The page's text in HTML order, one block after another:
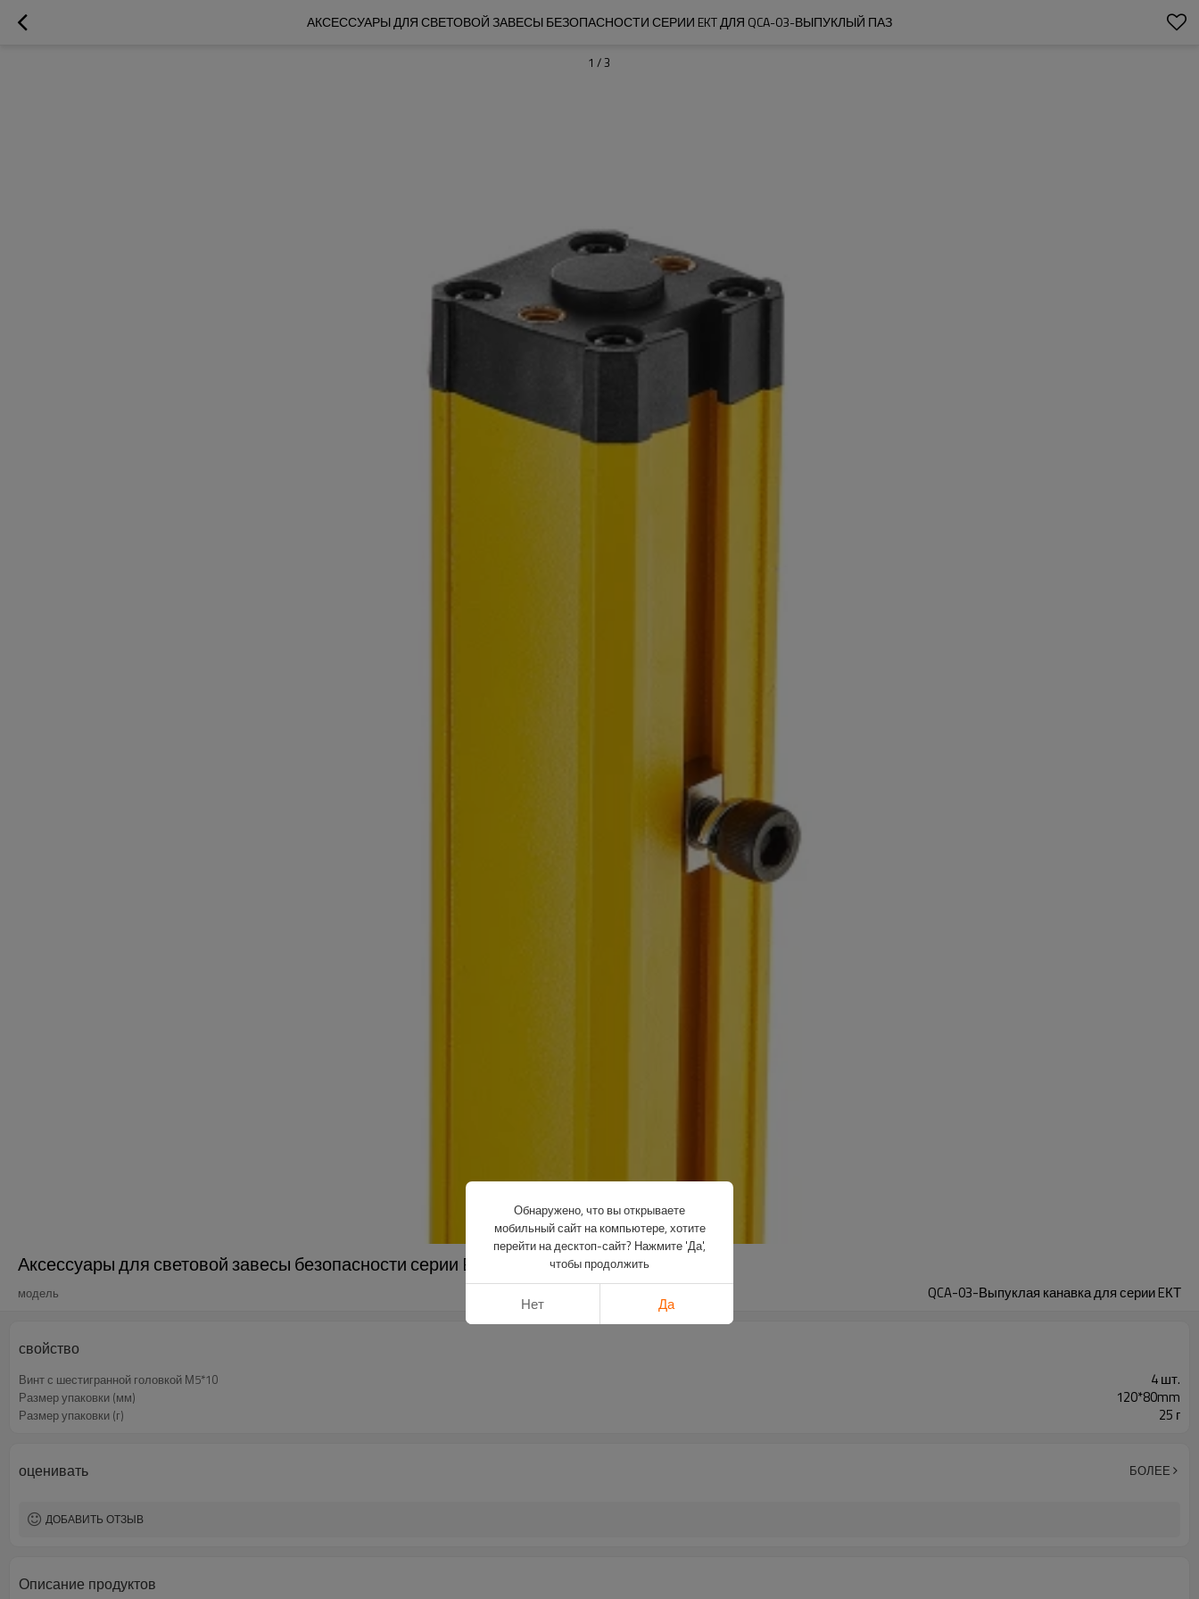
АКСЕССУАРЫ ДЛЯ СВЕТОВОЙ ЗАВЕСЫ БЕЗОПАСНОСТИ СЕРИИ EKT ДЛЯ QCA-03-ВЫПУКЛЫЙ ПАЗ
1 /3
Аксессуары для световой завесы безопасности серии EKT для QCA-03-Выпуклый паз
модель QCA-03-Выпуклая канавка для серии EКТ
свойство
Винт с шестигранной головкой М5*10 4 шт.
Размер упаковки (мм) 120*80mm
Размер упаковки (г) 25 г
оценивать БОЛЕЕ
ДОБАВИТЬ ОТЗЫВ
Описание продуктов
Обнаружено, что вы открываете
мобильный сайт на компьютере, хотите
перейти на десктоп-сайт? Нажмите 'Да',
чтобы продолжить
Нет Да